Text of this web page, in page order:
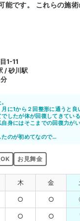
です。 これらの施
1-11
/ 砂川駅
に1から２回整形に通うと良
したが体が回復してきてい
身にはそこまでの回復力が
親身に話しを聞いて下さり
のが初めてなので
お見舞金
木 金
○ ○
○ ○